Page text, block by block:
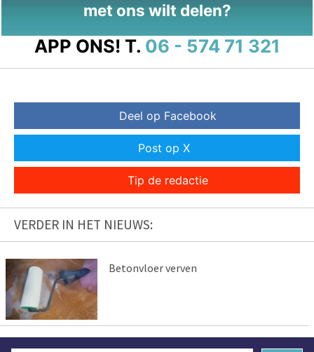
met ons wilt delen?
APP ONS! T. 06 - 574 71 321
Deel op Facebook
Post op X
Tip de redactie
VERDER IN HET NIEUWS:
Betonvloer verven